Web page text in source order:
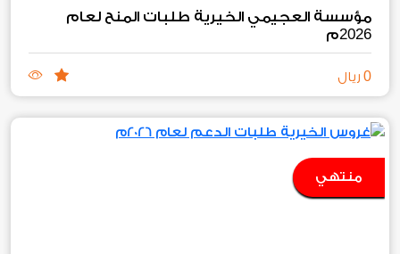
مؤسسة العجيمي الخيرية طلبات المنح لعام
2026م
0 ريال
منتهي